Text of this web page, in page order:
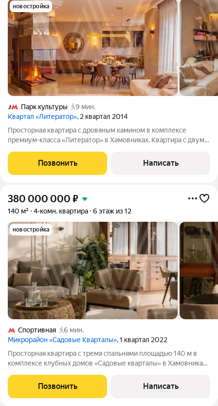
новостройка
Парк культуры
9 мин.
Квартал «Литератор», 2 квартал 2014
Просторная квартира с дровяным камином в комплексе
премиум-класса «Литератор» в Хамовниках. Квартира с двумя
Светлый дизайнерский интерьер оформлен в стиле
современной классики. В отделке
Позвонить Написать
380 000 000 ₽
140 м² 4-комн. квартира 6 этаж из 12
новостройка
Спортивная
6 мин.
Микрорайон «Садовые Кварталы», 1 квартал 2022
Просторная квартира с тремя спальнями площадью 140 м в
комплексе клубных домов «Садовые кварталы» в Хамовниках.
Елены Потемкиной. Кухонный гарнитур и встроенные шкафы
изготовлены на заказ из
Позвонить Написать